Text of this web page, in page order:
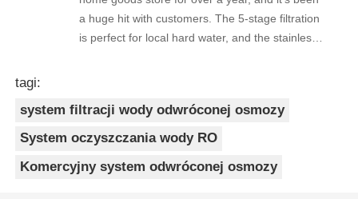
a huge hit with customers. The 5-stage filtration
is perfect for local hard water, and the stainless
complaints from customers, and very few
returns. Great product to carry!
tagi:
system filtracji wody odwróconej osmozy
System oczyszczania wody RO
Komercyjny system odwróconej osmozy